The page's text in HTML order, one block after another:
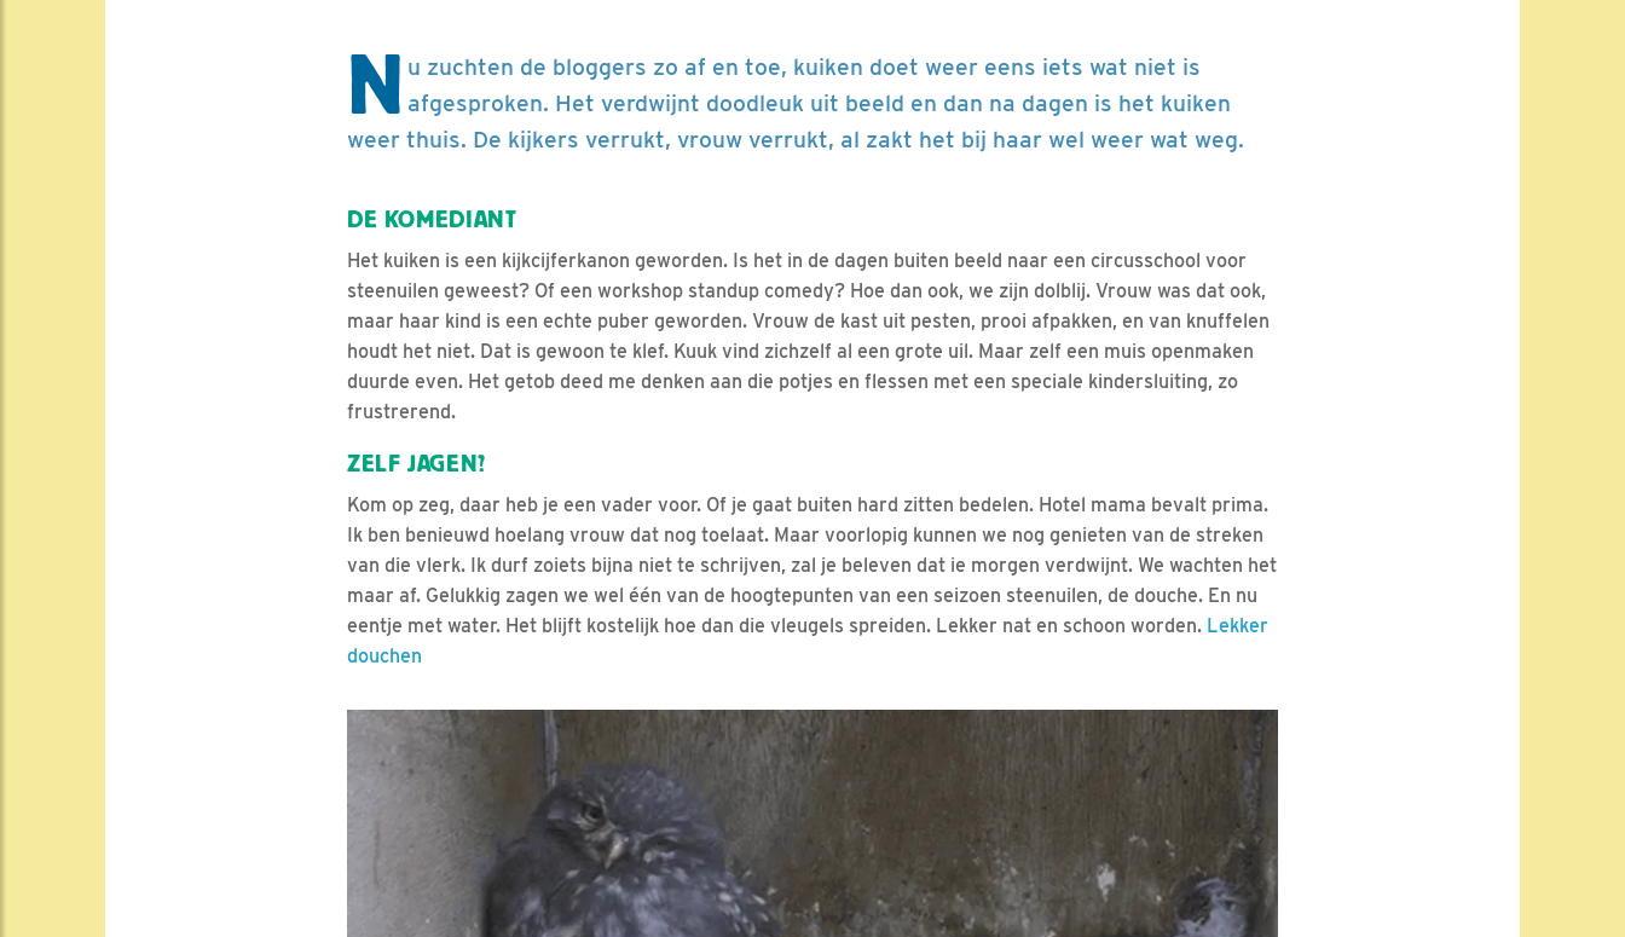
N u zuchten de bloggers zo af en toe, kuiken doet weer eens iets wat niet is
afgesproken. Het verdwijnt doodleuk uit beeld en dan na dagen is het kuiken
weer thuis. De kijkers verrukt, vrouw verrukt, al zakt het bij haar wel weer wat weg.
DE KOMEDIANT
Het kuiken is een kijkcijferkanon geworden. Is het in de dagen buiten beeld naar een circusschool voor
steenuilen geweest? Of een workshop standup comedy? Hoe dan ook, we zijn dolblij. Vrouw was dat ook,
maar haar kind is een echte puber geworden. Vrouw de kast uit pesten, prooi afpakken, en van knuffelen
houdt het niet. Dat is gewoon te klef. Kuuk vind zichzelf al een grote uil. Maar zelf een muis openmaken
duurde even. Het getob deed me denken aan die potjes en flessen met een speciale kindersluiting, zo
frustrerend.
ZELF JAGEN?
Kom op zeg, daar heb je een vader voor. Of je gaat buiten hard zitten bedelen. Hotel mama bevalt prima.
Ik ben benieuwd hoelang vrouw dat nog toelaat. Maar voorlopig kunnen we nog genieten van de streken
van die vlerk. Ik durf zoiets bijna niet te schrijven, zal je beleven dat ie morgen verdwijnt. We wachten het
maar af. Gelukkig zagen we wel één van de hoogtepunten van een seizoen steenuilen, de douche. En nu
eentje met water. Het blijft kostelijk hoe dan die vleugels spreiden. Lekker nat en schoon worden. Lekker
douchen